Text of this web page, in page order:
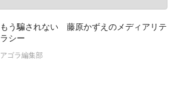
もう騙されない 藤原かずえのメディアリテ
ラシー
アゴラ編集部